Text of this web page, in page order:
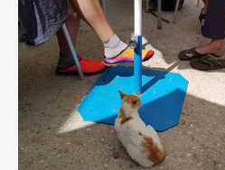
de
Castilla